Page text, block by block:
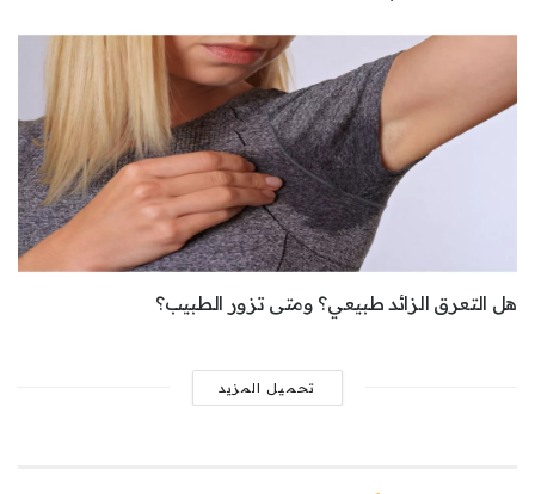
هل التعرق الزائد طبيعي؟ ومتى تزور الطبيب؟
تحميل المزيد